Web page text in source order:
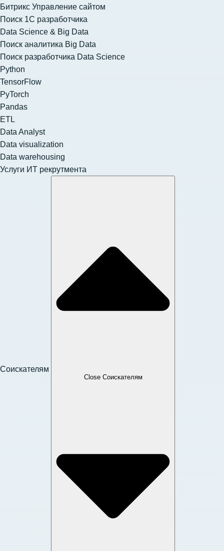
Битрикс Управление сайтом
Поиск 1С разработчика
Data Science & Big Data
Поиск аналитика Big Data
Поиск разработчика Data Science
Python
TensorFlow
PyTorch
Pandas
ETL
Data Analyst
Data visualization
Data warehousing
Услуги ИТ рекрутмента
Соискателям
Close Соискателям